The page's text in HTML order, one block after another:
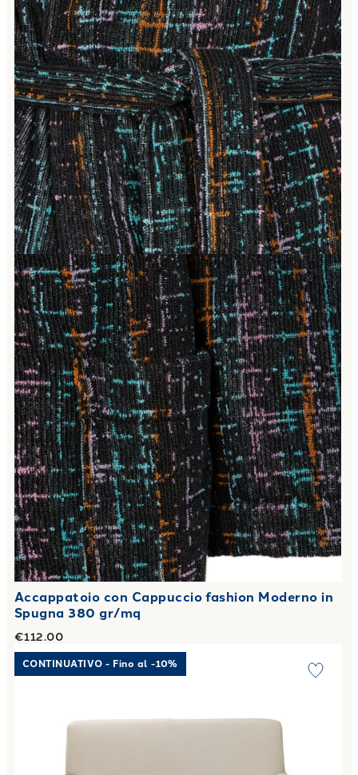
Accappatoio con Cappuccio fashion Moderno in
Spugna 380 gr/mq
€112.00
Link to "Copridivano elasticizzato melange in Cotone
CONTINUATIVO - Fino al -10%